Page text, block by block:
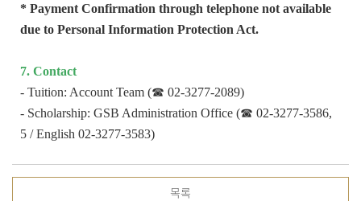
* Payment Confirmation through telephone not available
due to Personal Information Protection Act.
7. Contact
- Tuition: Account Team (☎ 02-3277-2089)
- Scholarship: GSB Administration Office (☎ 02-3277-3586,
5 / English 02-3277-3583)
목록